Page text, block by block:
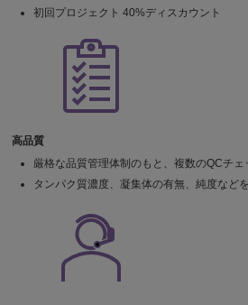
初回プロジェクト 40%ディスカウント
高品質
厳格な品質管理体制のもと、複数のQCチ
タンパク質濃度、凝集体の有無、純度など